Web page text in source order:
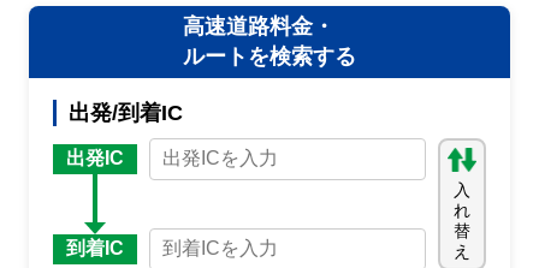
高速道路料金・
ルートを検索する
出発/到着IC
出発IC
到着IC
入
れ
替
え